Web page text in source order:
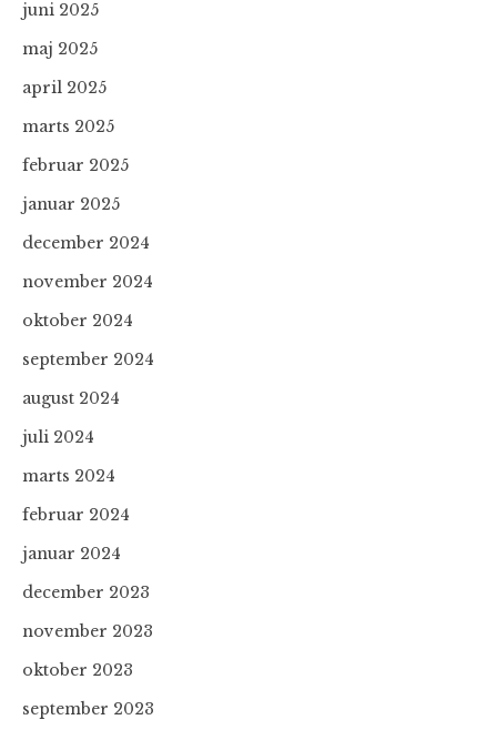
juni 2025
maj 2025
april 2025
marts 2025
februar 2025
januar 2025
december 2024
november 2024
oktober 2024
september 2024
august 2024
juli 2024
marts 2024
februar 2024
januar 2024
december 2023
november 2023
oktober 2023
september 2023